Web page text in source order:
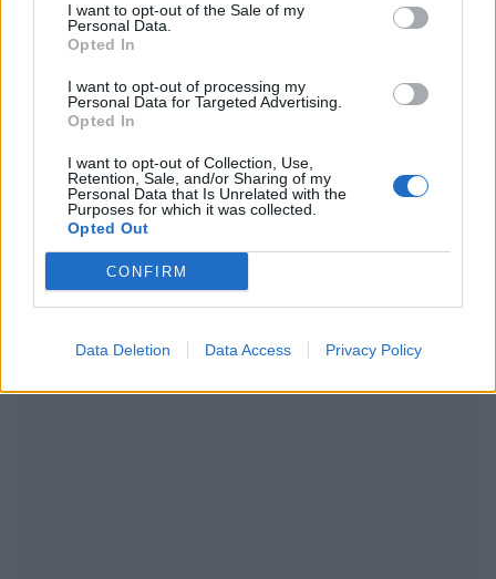
I want to opt-out of the Sale of my
Personal Data.
Opted In
I want to opt-out of processing my
Personal Data for Targeted Advertising.
Opted In
I want to opt-out of Collection, Use,
Retention, Sale, and/or Sharing of my
Personal Data that Is Unrelated with the
Purposes for which it was collected.
Opted Out
CONFIRM
Data Deletion Data Access Privacy Policy
Ακολουθήστε το Pink.gr στο
Ακολουθήστε το Pink.gr και στοInstagram